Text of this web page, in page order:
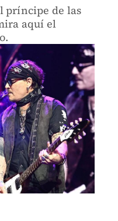
príncipe de las
aquí el